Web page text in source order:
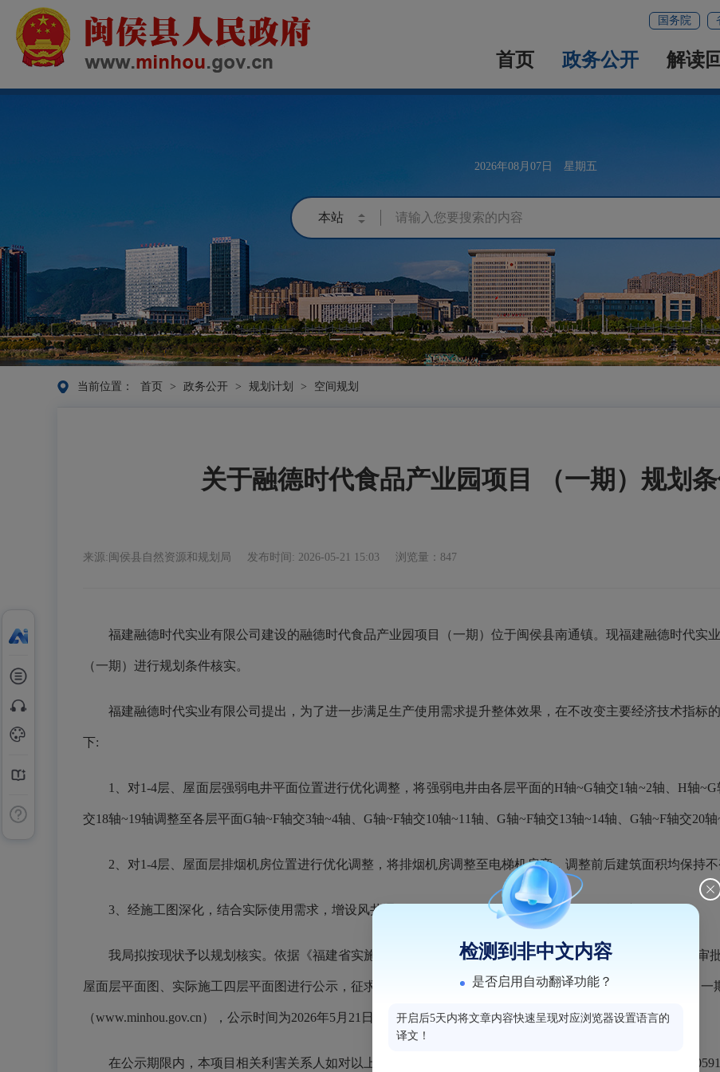
国务院
首页 政务公开 解读
2026年08月07日 星期五
当前位置： 首页 > 政务公开 > 规划计划 > 空间规划
关于融德时代食品产业园项目 （一期）规划
来源:闽侯县自然资源和规划局 发布时间: 2026-05-21 15:03 浏览量：847
福建融德时代实业有限公司建设的融德时代食品产业园项目（一期）位于闽侯县南通镇。现福建融德时代实
（一期）进行规划条件核实。
福建融德时代实业有限公司提出，为了进一步满足生产使用需求提升整体效果，在不改变主要经济技术指标
下:
1、对1-4层、屋面层强弱电井平面位置进行优化调整，将强弱电井由各层平面的H轴~G轴交1轴~2轴、H轴~G
交18轴~19轴调整至各层平面G轴~F轴交3轴~4轴、G轴~F轴交10轴~11轴、G轴~F轴交13轴~14轴、G轴~F轴交20
2、对1-4层、屋面层排烟机房位置进行优化调整，将排烟机房调整至电梯机房旁，调整前后建筑面积均保持不
3、经施工图深化，结合实际使用需求，增设风井通向屋面，调整前后建筑面积指标均保持不变。
我局拟按现状予以规划核实。依据《福建省实施<中华人民共和国城乡规划法>办法》第五十三条，现将原审
屋面层平面图、实际施工四层平面图进行公示，征求利害关系人意见。公示地点为“融德时代食品产业园项目（一
（www.minhou.gov.cn），公示时间为2026年5月21日至2026年6月3日。
在公示期限内，本项目相关利害关系人如对以上公示内容有异议，可来电或来信向我局反映（联系电话：
检测到非中文内容
是否启用自动翻译功能？
开启后5天内将文章内容快速呈现对应浏览器设置语言的
译文！